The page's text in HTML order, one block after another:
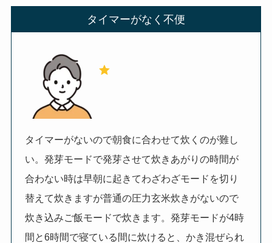
タイマーがなく不便
タイマーがないので朝食に合わせて炊くのが難し
い。発芽モードで発芽させて炊きあがりの時間が
合わない時は早朝に起きてわざわざモードを切り
替えて炊きますが普通の圧力玄米炊きがないので
炊き込みご飯モードで炊きます。発芽モードが4時
間と6時間で寝ている間に炊けると、かき混ぜられ